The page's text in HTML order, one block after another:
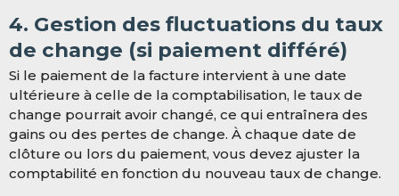
4. Gestion des fluctuations du taux
de change (si paiement différé)
Si le paiement de la facture intervient à une date
ultérieure à celle de la comptabilisation, le taux de
change pourrait avoir changé, ce qui entraînera des
gains ou des pertes de change. À chaque date de
clôture ou lors du paiement, vous devez ajuster la
comptabilité en fonction du nouveau taux de change.